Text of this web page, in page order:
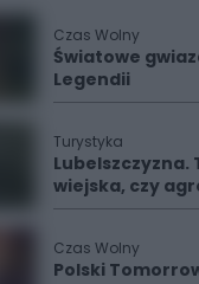
Czas Wolny
Światowe
Legendii
Turystyka
wiejska, czy
Czas Wolny
Polski